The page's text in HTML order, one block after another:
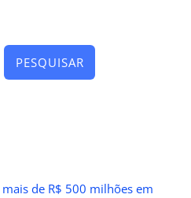
PESQUISAR
de R$ 500 milhões em